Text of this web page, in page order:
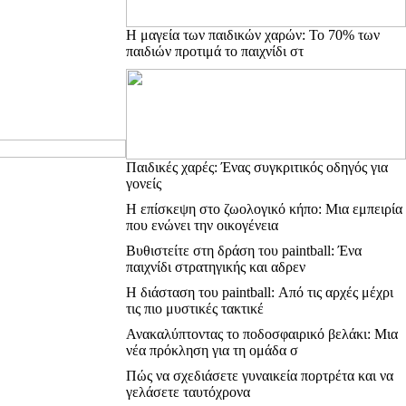
Η μαγεία των παιδικών χαρών: Το 70% των
παιδιών προτιμά το παιχνίδι στ
Παιδικές χαρές: Ένας συγκριτικός οδηγός για
γονείς
Η επίσκεψη στο ζωολογικό κήπο: Μια εμπειρία
που ενώνει την οικογένεια
Βυθιστείτε στη δράση του paintball: Ένα
παιχνίδι στρατηγικής και αδρεν
Η διάσταση του paintball: Από τις αρχές μέχρι
τις πιο μυστικές τακτικέ
Ανακαλύπτοντας το ποδοσφαιρικό βελάκι: Μια
νέα πρόκληση για τη ομάδα σ
Πώς να σχεδιάσετε γυναικεία πορτρέτα και να
γελάσετε ταυτόχρονα